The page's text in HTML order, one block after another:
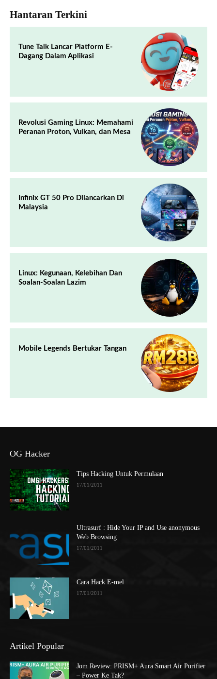
Hantaran Terkini
Tune Talk Lancar Platform E-
Dagang Dalam Aplikasi
Revolusi Gaming Linux: Memahami
Peranan Proton, Vulkan, dan Mesa
Infinix GT 50 Pro Dilancarkan Di
Malaysia
Linux: Kegunaan, Kelebihan Dan
Soalan-Soalan Lazim
Mobile Legends Bertukar Tangan
OG Hacker
Tips Hacking Untuk Permulaan
17/01/2011
Ultrasurf : Hide Your IP and Use anonymous
Web Browsing
17/01/2011
Cara Hack E-mel
17/01/2011
Artikel Popular
Jom Review: PRISM+ Aura Smart Air Purifier
– Power Ke Tak?